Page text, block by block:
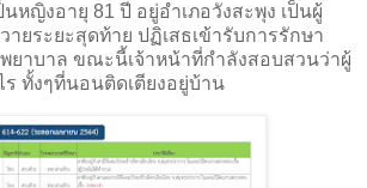
หญิงอายุ 81 ปี อยู่อำเภอวังสะพุง เป็นผู้
ายระยะสุดท้าย ปฏิเสธเข้ารับการรักษา
ยาบาล ขณะนี้เจ้าหน้าที่กำลังสอบสวนว่าผู้
ร ทั้งๆที่นอนติดเตียงอยู่บ้าน